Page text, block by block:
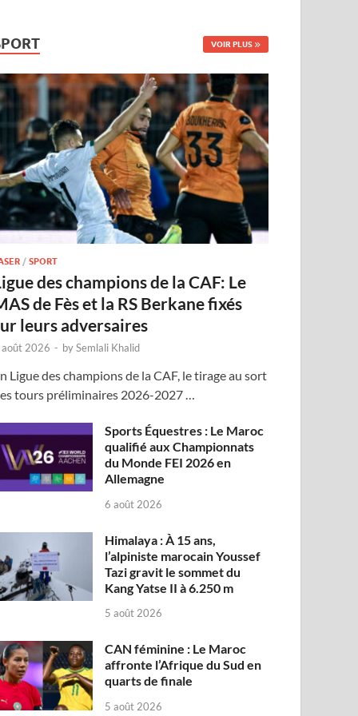
VOIR PLUS
/SPORT
des champions de la CAF: Le
de Fès et la RS Berkane fixés
leurs adversaires
2026 - bySemlali Khalid
Ligue des champions de la CAF, le tirage au sort
tours préliminaires 2026-2027 …
Sports Équestres : Le Maroc
qualifié aux Championnats
du Monde FEI 2026 en
Allemagne
6 août 2026
Himalaya : À 15 ans,
l’alpiniste marocain Youssef
Tazi gravit le sommet du
Kang Yatse II à 6.250 m
5 août 2026
CAN féminine : Le Maroc
affronte l’Afrique du Sud en
quarts de finale
5 août 2026